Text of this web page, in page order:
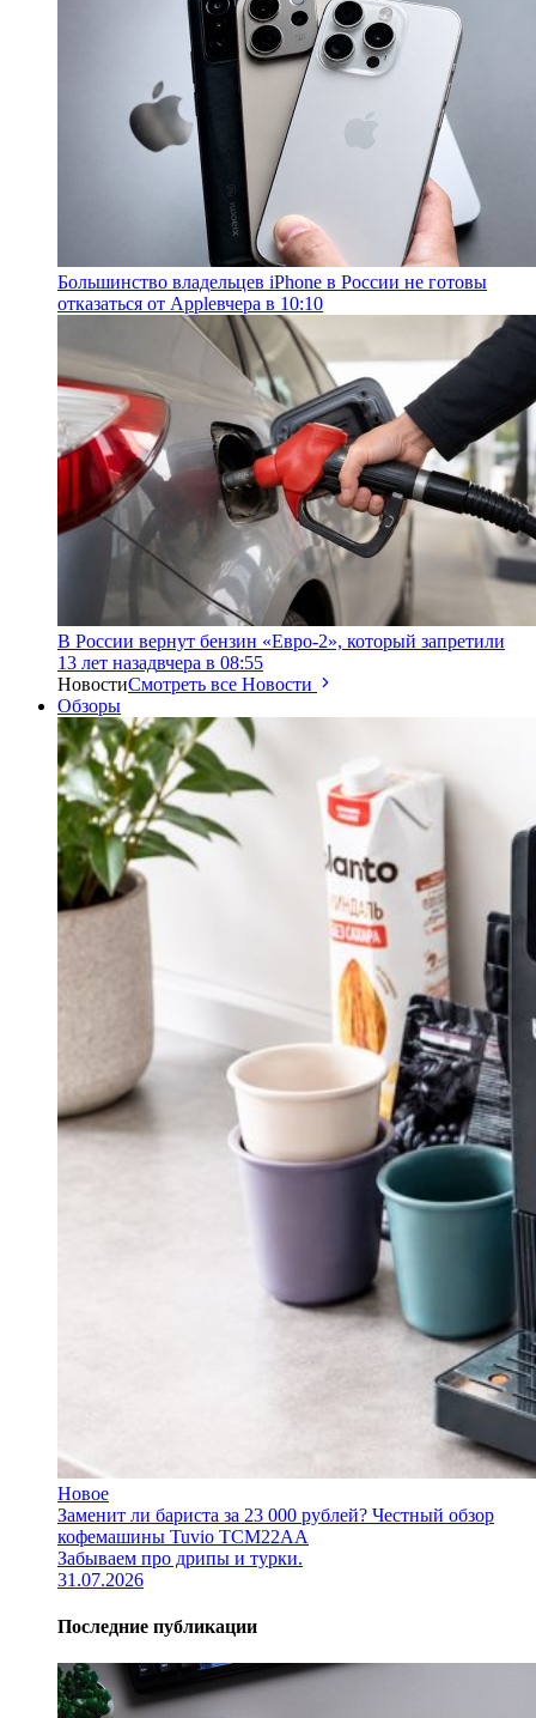
Большинство владельцев iPhone в России не готовы
отказаться от Appleвчера в 10:10
В России вернут бензин «Евро-2», который запретили
13 лет назадвчера в 08:55
НовостиСмотреть все Новости
Обзоры
Новое
Заменит ли бариста за 23 000 рублей? Честный обзор
кофемашины Tuvio TCM22AA
Забываем про дрипы и турки.
31.07.2026
Последние публикации